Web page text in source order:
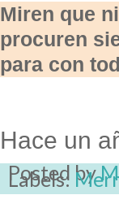
Miren que
procuren
para con
Hace un
Posted by
Labels: